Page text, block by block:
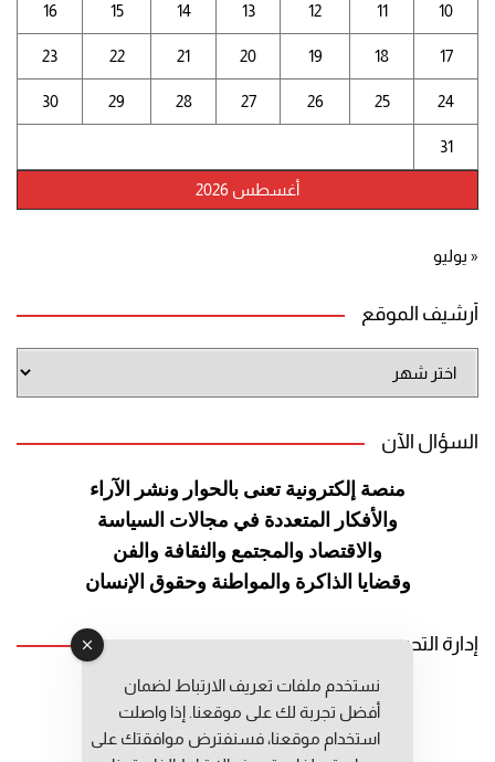
أغسطس 2026
10
11
12
13
14
15
16
17
18
19
20
21
22
23
24
25
26
27
28
29
30
31
« يوليو
أرشيف الموقع
الموقع
السؤال الآن
منصة إلكترونية تعنى بالحوار ونشر الآراء
والأفكار المتعددة في مجالات السياسة
والاقتصاد والمجتمع والثقافة والفن
وقضايا الذاكرة والمواطنة وحقوق الإنسان
إدارة التحرير
رئيس التحرير: عبد الرحيم التوراني
رئيس التحرير المساعد: المعطي قبال
مديرة التحرير: فاطمة حوحو
نستخدم ملفات تعريف الارتباط لضمان
أفضل تجربة لك على موقعنا. إذا واصلت
استخدام موقعنا، فسنفترض موافقتك على